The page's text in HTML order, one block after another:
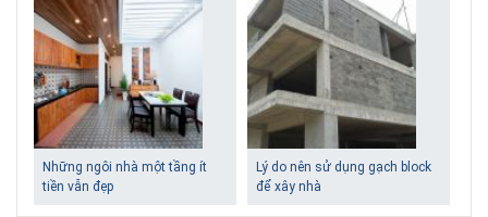
Những ngôi nhà một tầng ít
tiền vẫn đẹp
Lý do nên sử dụng gạch block
để xây nhà